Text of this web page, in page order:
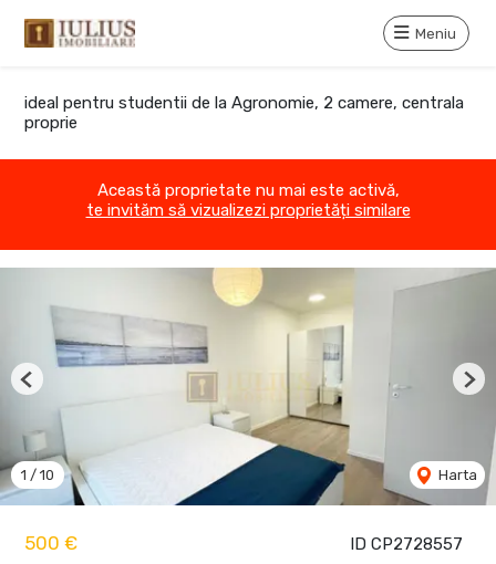
Meniu
ideal pentru studentii de la Agronomie, 2 camere, centrala
proprie
Această proprietate nu mai este activă,
te invităm să vizualizezi proprietăți similare
ID CP2728557
500 €
1 / 10 Harta
Previous